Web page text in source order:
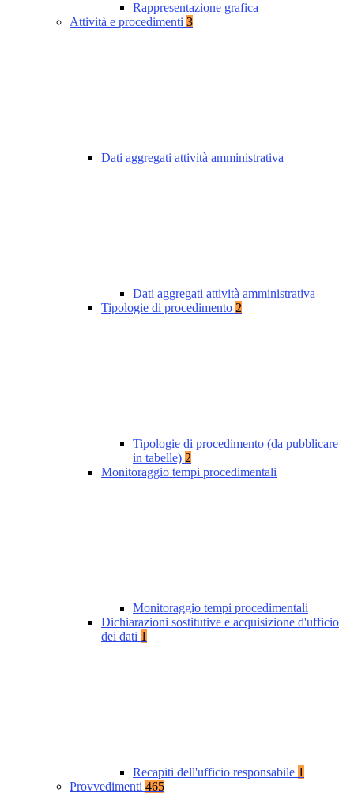
Rappresentazione grafica
Attività e procedimenti 3
Dati aggregati attività amministrativa
Dati aggregati attività amministrativa
Tipologie di procedimento 2
Tipologie di procedimento (da pubblicare
in tabelle) 2
Monitoraggio tempi procedimentali
Monitoraggio tempi procedimentali
Dichiarazioni sostitutive e acquisizione d'ufficio
dei dati 1
Recapiti dell'ufficio responsabile 1
Provvedimenti 465